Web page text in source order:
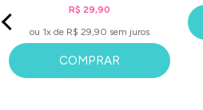
R$ 29,90
ou 1x de R$ 29,90 sem juros
COMPRAR